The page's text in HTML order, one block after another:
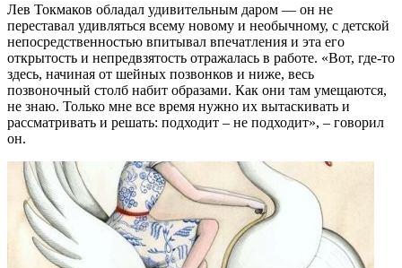
Лев Токмаков обладал удивительным даром — он не
переставал удивляться всему новому и необычному, с детской
непосредственностью впитывал впечатления и эта его
открытость и непредвзятость отражалась в работе. «Вот, где-то
здесь, начиная от шейных позвонков и ниже, весь
позвоночный столб набит образами. Как они там умещаются,
не знаю. Только мне все время нужно их вытаскивать и
рассматривать и решать: подходит – не подходит», – говорил
он.